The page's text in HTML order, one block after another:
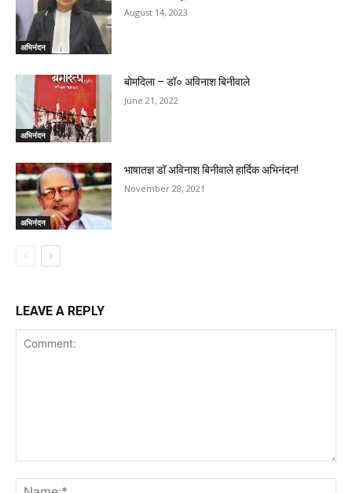
अभिनंदन
August 14, 2023
अभिनंदन
बोमदिला – डॉ० अविनाश बिनीवाले
June 21, 2022
अभिनंदन
भाषातज्ञ डॉ अविनाश बिनीवाले हार्दिक अभिनंदन!
November 28, 2021
LEAVE A REPLY